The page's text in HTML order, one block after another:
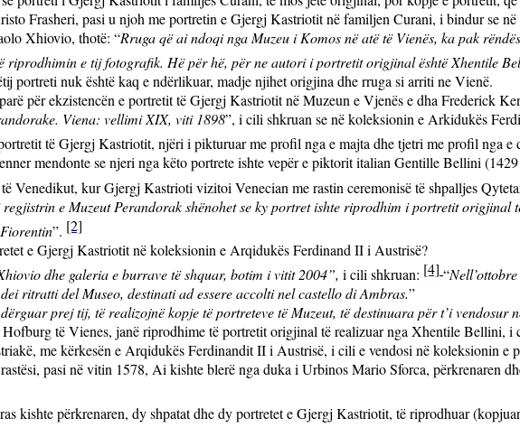
Frasheri, pasi u njoh me portretin e Gjergj Kastriotit në familjen Curani, i bindur se
Xhiovio, thotë: “Rruga që ai ndoqi nga Muzeu i Komos në atë të Vienës, ka pak
riprodhimin e tij fotografik. Hë për hë, për ne autori i portretit origjinal është Xhentile
portreti nuk është kaq e ndërlikuar, madje njihet origjina dhe rruga si arriti ne Vienë.
për ekzistencën e portretit të Gjergj Kastriotit në Muzeun e Vjenës e dha Frederick
Viena: vellimi XIX, viti 1898”, i cili shkruan se në koleksionin e Arkidukës
të Gjergj Kastriotit, njëri i pikturuar me profil nga e majta dhe tjetri me profil nga e
mendonte se njeri nga këto portrete ishte vepër e piktorit italian Gentille Bellini
Venedikut, kur Gjergj Kastrioti vizitoi Venecian me rastin ceremonisë të shpalljes
e Muzeut Perandorak shënohet se ky portret ishte riprodhim i portretit origjinal
”. [2]
e Gjergj Kastriotit në koleksionin e Arqidukës Ferdinand II i Austrisë?
dhe galeria e burrave të shquar, botim i vitit 2004”, i cili shkruan: [4] “Ne
ritratti del Museo, destinati ad essere accolti nel castello di Ambras.”
prej tij, të realizojnë kopje të portreteve të Muzeut, të destinuara për t’i vendosur
të Vienes, janë riprodhime të portretit origjinal të realizuar nga Xhentile Bellini,
me kërkesën e Arqidukës Ferdinandit II i Austrisë, i cili e vendosi në koleksionin e
pasi në vitin 1578, Ai kishte blerë nga duka i Urbinos Mario Sforca, përkrenaren
kishte përkrenaren, dy shpatat dhe dy portretet e Gjergj Kastriotit, të riprodhuar